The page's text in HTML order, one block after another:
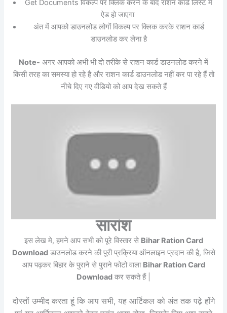
Get Documents विकल्प पर क्लिक करने के बाद राशन कार्ड लिस्ट में
ऐड हो जाएगा
अंत में आपको डाउनलोड लोगों विकल्प पर क्लिक करके राशन कार्ड
डाउनलोड कर लेना है
Note- अगर आपको अभी भी दो तरीके से राशन कार्ड डाउनलोड करने में
किसी तरह का समस्या हो रहे है और राशन कार्ड डाउनलोड नहीं कर पा रहे हैं तो
नीचे दिए गए वीडियो को आप देख सकते हैं
सारांश
इस लेख मे, हमने आप सभी को पूरे विस्तार से Bihar Ration Card
Downloadडाउनलोड करने की पूरी प्रक्रिया ऑनलाइन प्रदान की है, जिसे
आप पढ़कर बिहार के पुराने से पुराने फोटो वाला Bihar Ration Card
Download कर सकते हैं |
दोस्तों उम्मीद करता हूं कि आप सभी, यह आर्टिकल को अंत तक पढ़े होंगे